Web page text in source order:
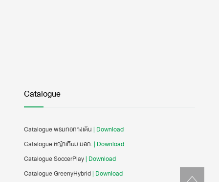
Catalogue
Catalogue พรมทอทางเดิน | Download
Catalogue หญ้าเทียม มอก.| Download
Catalogue SoccerPlay| Download
Catalogue GreenyHybrid| Download